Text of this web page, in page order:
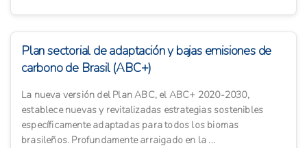
Plan sectorial de adaptación y bajas emisiones de
carbono de Brasil (ABC+)
La nueva versión del Plan ABC, el ABC+ 2020-2030,
establece nuevas y revitalizadas estrategias sostenibles
específicamente adaptadas para todos los biomas
brasileños. Profundamente arraigado en la ...